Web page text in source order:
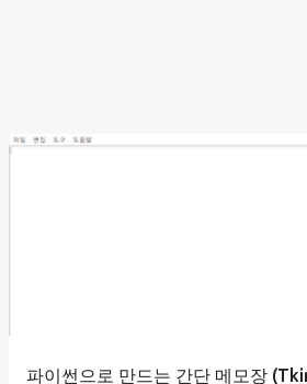
파이썬으로 만드는 간단 메모장